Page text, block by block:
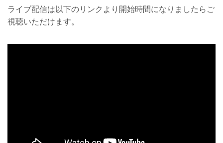
ライブ配信は以下のリンクより開始時間になりましたらご
視聴いただけます。